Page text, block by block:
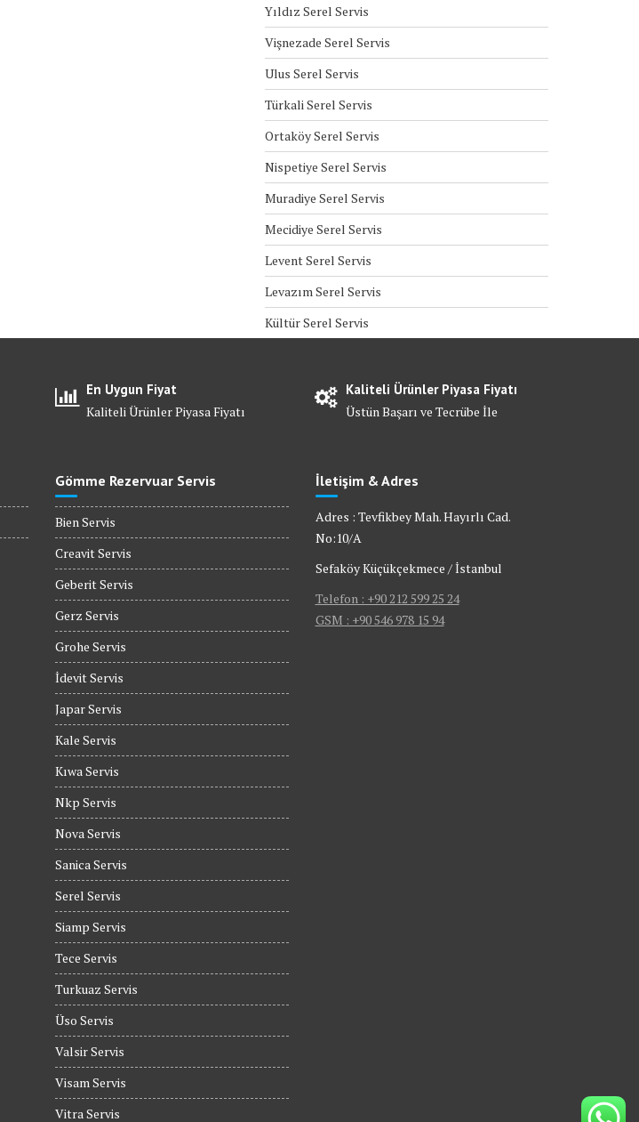
Yıldız Serel Servis
Vişnezade Serel Servis
Ulus Serel Servis
Türkali Serel Servis
Ortaköy Serel Servis
Nispetiye Serel Servis
Muradiye Serel Servis
Mecidiye Serel Servis
Levent Serel Servis
Levazım Serel Servis
Kültür Serel Servis
En Uygun Fiyat
Kaliteli Ürünler Piyasa Fiyatı
Kaliteli Ürünler Piyasa Fiyatı
Üstün Başarı ve Tecrübe İle
Gömme Rezervuar Servis
Bien Servis
Creavit Servis
Geberit Servis
Gerz Servis
Grohe Servis
İdevit Servis
Japar Servis
Kale Servis
Kıwa Servis
Nkp Servis
Nova Servis
Sanica Servis
Serel Servis
Siamp Servis
Tece Servis
Turkuaz Servis
Üso Servis
Valsir Servis
Visam Servis
Vitra Servis
İletişim & Adres
Adres : Tevfikbey Mah. Hayırlı Cad.
No:10/A
Sefaköy Küçükçekmece / İstanbul
Telefon : +90 212 599 25 24
GSM : +90 546 978 15 94